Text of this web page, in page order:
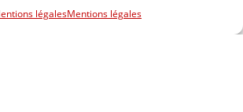
légalesMentions légales